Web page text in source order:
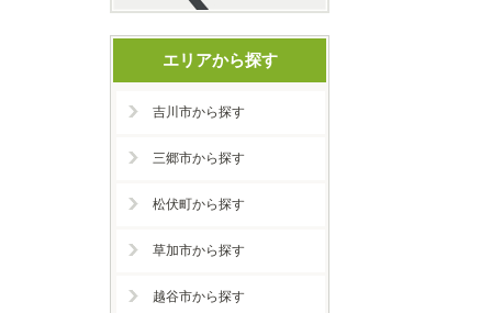
エリアから探す
吉川市から探す
三郷市から探す
松伏町から探す
草加市から探す
越谷市から探す